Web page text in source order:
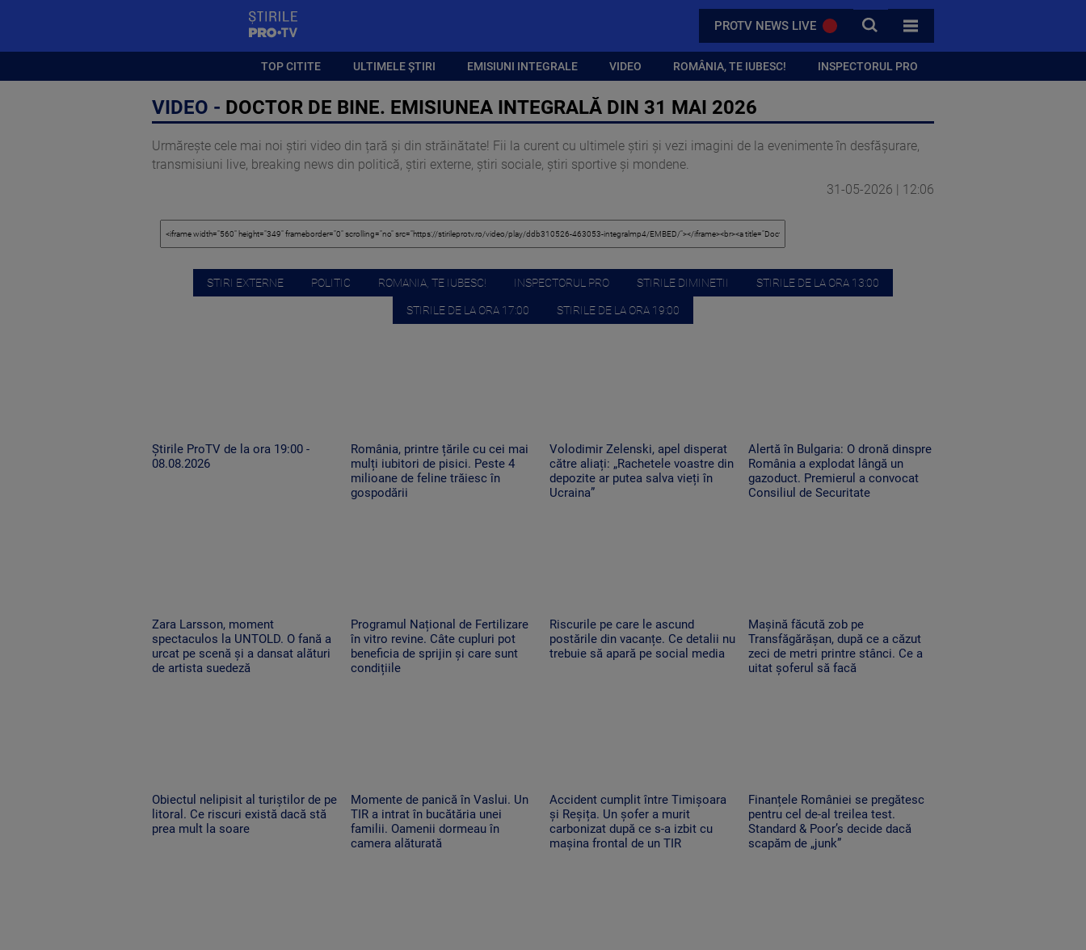
PROTV NEWS LIVE CAUTA
TOATE CATEGORIILE
TOP CITITE ULTIMELE ȘTIRI EMISIUNI INTEGRALE VIDEO ROMÂNIA, TE IUBESC! INSPECTORUL PRO
VIDEO - DOCTOR DE BINE. EMISIUNEA INTEGRALĂ DIN 31 MAI 2026
Urmărește cele mai noi știri video din țară și din străinătate! Fii la curent cu ultimele știri și vezi imagini de la evenimente în desfășurare,
transmisiuni live, breaking news din politică, știri externe, știri sociale, știri sportive și mondene.
31-05-2026 | 12:06
STIRI EXTERNE POLITIC ROMANIA, TE IUBESC! INSPECTORUL PRO STIRILE DIMINETII STIRILE DE LA ORA 13:00
STIRILE DE LA ORA 17:00 STIRILE DE LA ORA 19:00
Știrile ProTV de la ora 19:00 -
08.08.2026
România, printre țările cu cei mai
mulți iubitori de pisici. Peste 4
milioane de feline trăiesc în
gospodării
Volodimir Zelenski, apel disperat
către aliați: „Rachetele voastre din
depozite ar putea salva vieți în
Ucraina”
Alertă în Bulgaria: O dronă dinspre
România a explodat lângă un
gazoduct. Premierul a convocat
Consiliul de Securitate
Zara Larsson, moment
spectaculos la UNTOLD. O fană a
urcat pe scenă și a dansat alături
de artista suedeză
Programul Național de Fertilizare
în vitro revine. Câte cupluri pot
beneficia de sprijin și care sunt
condițiile
Riscurile pe care le ascund
postările din vacanțe. Ce detalii nu
trebuie să apară pe social media
Mașină făcută zob pe
Transfăgărășan, după ce a căzut
zeci de metri printre stânci. Ce a
uitat șoferul să facă
Obiectul nelipisit al turiștilor de pe
litoral. Ce riscuri există dacă stă
prea mult la soare
Momente de panică în Vaslui. Un
TIR a intrat în bucătăria unei
familii. Oamenii dormeau în
camera alăturată
Accident cumplit între Timișoara
și Reșița. Un șofer a murit
carbonizat după ce s-a izbit cu
mașina frontal de un TIR
Finanțele României se pregătesc
pentru cel de-al treilea test.
Standard & Poor’s decide dacă
scapăm de „junk”